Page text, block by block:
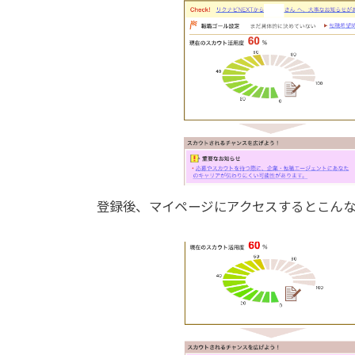
登録後、マイページにアクセスするとこん